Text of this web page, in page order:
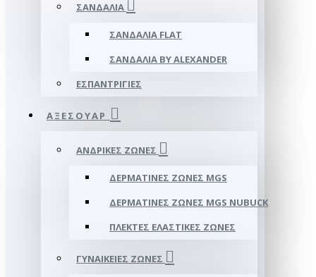
ΣΑΝΔΆΛΙΑ
ΣΑΝΔΆΛΙΑ FLAT
ΣΑΝΔΆΛΙΑ BY ALEXANDER
ΕΣΠΑΝΤΡΊΓΙΕΣ
ΑΞΕΣΟΥΑΡ
ΑΝΔΡΙΚΈΣ ΖΏΝΕΣ
ΔΕΡΜΆΤΙΝΕΣ ΖΏΝΕΣ MGS
ΔΕΡΜΆΤΙΝΕΣ ΖΏΝΕΣ MGS NUBUCK
ΠΛΕΚΤΈΣ ΕΛΑΣΤΙΚΈΣ ΖΏΝΕΣ
ΓΥΝΑΙΚΕΊΕΣ ΖΏΝΕΣ